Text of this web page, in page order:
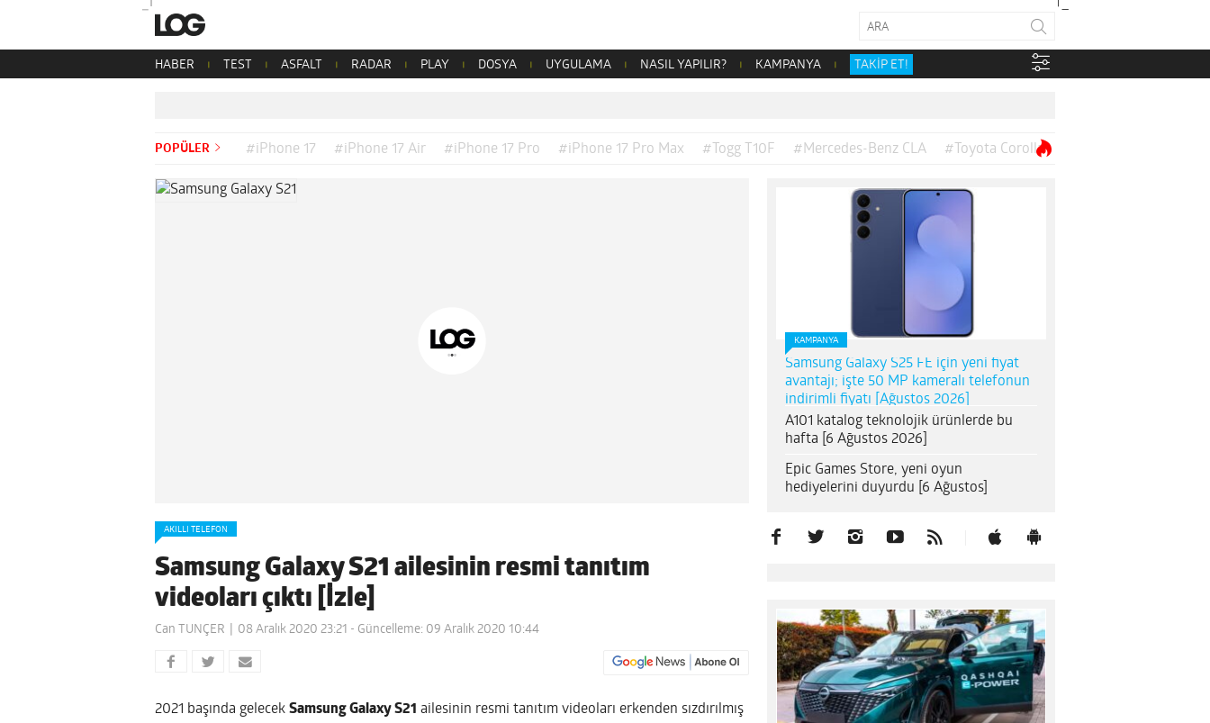
HABER TEST ASFALT RADAR PLAY DOSYA UYGULAMA NASIL YAPILIR? KAMPANYA TAKİP ET!
POPÜLER #iPhone 17 #iPhone 17 Air #iPhone 17 Pro #iPhone 17 Pro Max #Togg T10F #Mercedes-Benz CLA #Toyota Corolla
AKILLI TELEFON
Samsung Galaxy S21 ailesinin resmi tanıtım
videoları çıktı [İzle]
Can TUNÇER 08 Aralık 2020 23:21 - Güncelleme: 09 Aralık 2020 10:44
2021 başında gelecek Samsung Galaxy S21 ailesinin resmi tanıtım videoları erkenden sızdırılmış
KAMPANYA
Samsung Galaxy S25 FE için yeni fiyat
avantajı; işte 50 MP kameralı telefonun
indirimli fiyatı [Ağustos 2026]
A101 katalog teknolojik ürünlerde bu
hafta [6 Ağustos 2026]
Epic Games Store, yeni oyun
hediyelerini duyurdu [6 Ağustos]